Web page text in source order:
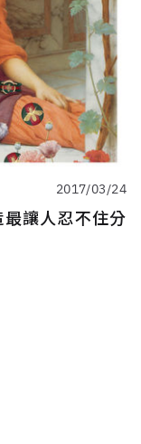
2017/03/24
讓人忍不住分